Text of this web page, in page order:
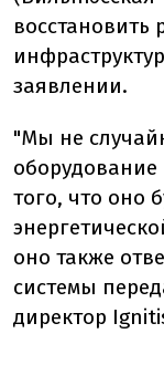
восстановить
заявлении.
"Мы не
того, что оно
оно также
системы
директор